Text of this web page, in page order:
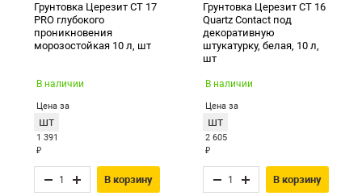
Грунтовка Церезит CT 17
PRO глубокого
проникновения
морозостойкая 10 л, шт
В наличии
Цена за
шт
1 391
₽
В корзину
Грунтовка Церезит CT 16
Quartz Contact под
декоративную
штукатурку, белая, 10 л,
шт
В наличии
Цена за
шт
2 605
₽
В корзину